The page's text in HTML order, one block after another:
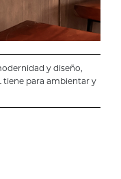
y diseño,
tiene para ambientar y